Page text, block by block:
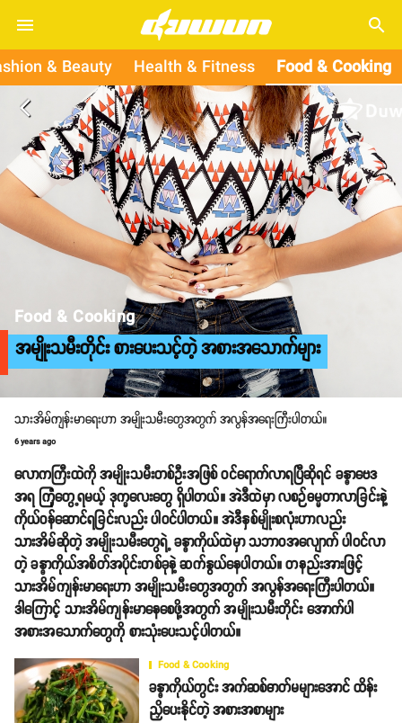
search
& Beauty Health & Fitness Food & Cooking
arrow_back_ios
Food & Cooking
အမျိုးသမီးတိုင်း စားပေးသင့်တဲ့ အစားအသောက်များ
သားအိမ်ကျန်းမာရေးဟာ အမျိုးသမီးတွေအတွက် အလွန်အရေးကြီးပါတယ်။
6 years ago
လောကကြီးထဲကို အမျိုးသမီးတစ်ဦးအဖြစ် ဝင်ရောက်လာရပြီဆိုရင် ခန္ဓာဗေဒ
အရ ကြုံတွေ့ရမယ့် ဒုက္ခလေးတွေ ရှိပါတယ်။ အဲဒီထဲမှာ လစဉ်ဓမ္မတာလာခြင်းနဲ့
ကိုယ်ဝန်ဆောင်ရခြင်းလည်း ပါဝင်ပါတယ်။ အဲဒီနှစ်မျိုးစလုံးဟာလည်း
သားအိမ်ဆိုတဲ့ အမျိုးသမီးတွေရဲ့ ခန္ဓာကိုယ်ထဲမှာ သဘာဝအလျောက် ပါဝင်လာ
တဲ့ ခန္ဓာကိုယ်အစိတ်အပိုင်းတစ်ခုနဲ့ ဆက်နွယ်နေပါတယ်။ တနည်းအားဖြင့်
သားအိမ်ကျန်းမာရေးဟာ အမျိုးသမီးတွေအတွက် အလွန်အရေးကြီးပါတယ်။
ဒါကြောင့် သားအိမ်ကျန်းမာနေစေဖို့အတွက် အမျိုးသမီးတိုင်း အောက်ပါ
အစားအသောက်တွေကို စားသုံးပေးသင့်ပါတယ်။
Food & Cooking
ခန္ဓာကိုယ်တွင်း အက်ဆစ်ဓာတ်မများအောင် ထိန်း
ညှိပေးနိုင်တဲ့ အစားအစာများ